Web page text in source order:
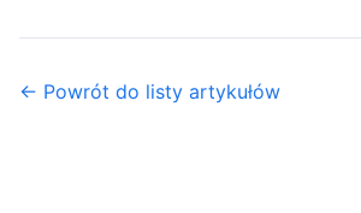
← Powrót do listy artykułów